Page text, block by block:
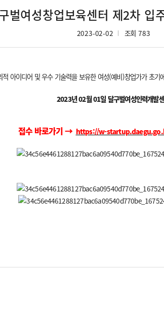
벌여성창업보육센터 제2차 입
2023-02-02 조회 783
아이디어 및 우수 기술력을 보유한 여성(예비)창업가가 초
2023년 02월 01일 달구벌여성인력개발
접수 바로가기→ https://w-